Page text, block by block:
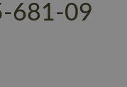
681-09